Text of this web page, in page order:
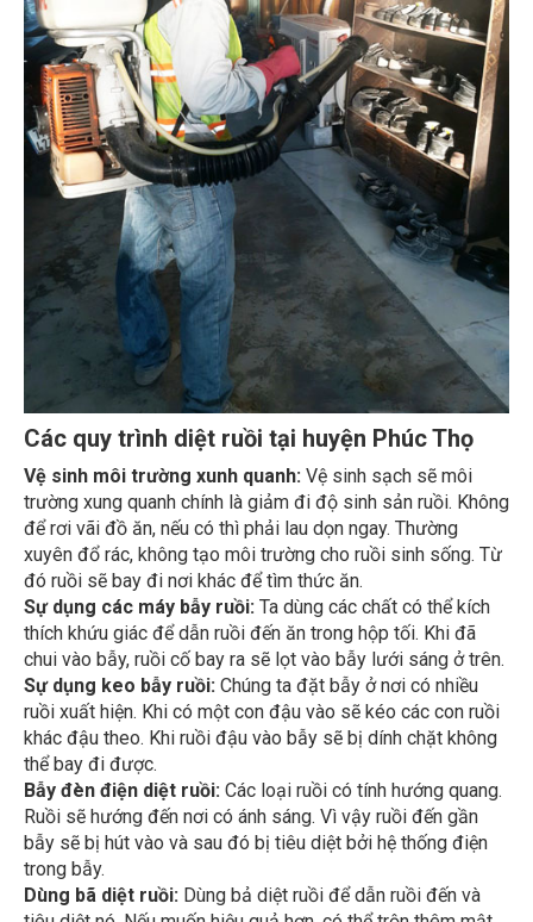
Các quy trình diệt ruồi tại huyện Phúc Thọ
Vệ sinh môi trường xunh quanh:
Vệ sinh sạch sẽ môi
trường xung quanh chính là giảm đi độ sinh sản ruồi. Không
để rơi vãi đồ ăn, nếu có thì phải lau dọn ngay. Thường
xuyên đổ rác, không tạo môi trường cho ruồi sinh sống. Từ
đó ruồi sẽ bay đi nơi khác để tìm thức ăn.
Sự dụng các máy bẫy ruồi:Ta dùng các chất có thể kích
thích khứu giác để dẫn ruồi đến ăn trong hộp tối. Khi đã
chui vào bẫy, ruồi cố bay ra sẽ lọt vào bẫy lưới sáng ở trên.
Sự dụng keo bẫy ruồi:Chúng ta đặt bẫy ở nơi có nhiều
ruồi xuất hiện. Khi có một con đậu vào sẽ kéo các con ruồi
khác đậu theo. Khi ruồi đậu vào bẫy sẽ bị dính chặt không
thể bay đi được.
Bẫy đèn điện diệt ruồi: Các loại ruồi có tính hướng quang.
Ruồi sẽ hướng đến nơi có ánh sáng. Vì vậy ruồi đến gần
bẫy sẽ bị hút vào và sau đó bị tiêu diệt bởi hệ thống điện
trong bẫy.
Dùng bã diệt ruồi: Dùng bả diệt ruồi để dẫn ruồi đến và
tiêu diệt nó. Nếu muốn hiệu quả hơn, có thể trộn thêm mật